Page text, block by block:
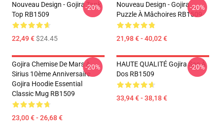
Nouveau Design - Gojira Tank
Top RB1509
22,49 €$24.45
-20%
Nouveau Design - Gojira
Puzzle À Mâchoires RB1509
21,98 € - 40,02 €
-20%
Gojira Chemise De Mars À
Sirius 10ème Anniversaire
Gojira Hoodie Essential
Classic Mug RB1509
23,00 € - 26,68 €
-20%
HAUTE QUALITÉ Gojira Sac À
Dos RB1509
33,94 € - 38,18 €
-20%